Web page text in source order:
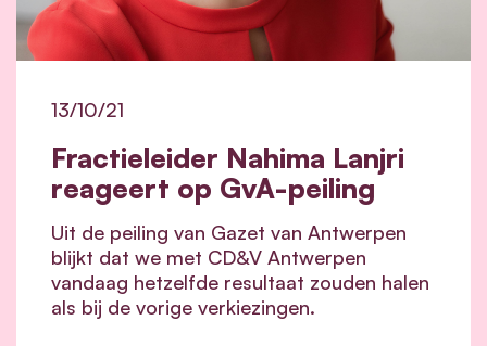
Fractieleider Nahima Lanjri
reageert op GvA-peiling
13/10/21
Uit de peiling van Gazet van Antwerpen
blijkt dat we met CD&V Antwerpen
vandaag hetzelfde resultaat zouden halen
als bij de vorige verkiezingen.